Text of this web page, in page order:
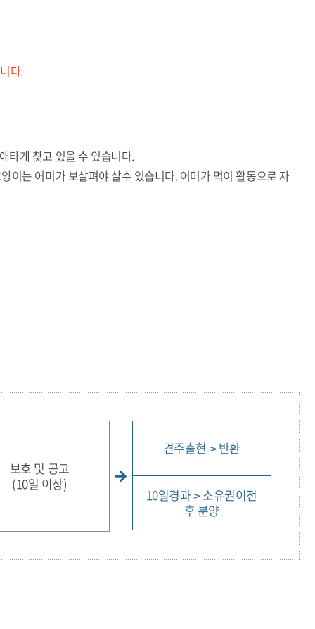
다.
타게 찾고 있을 수 있습니다.
이는 어미가 보살펴야 살수 있습니다. 어머가 먹이 활동으로 자
보호 및 공고
(10일 이상)
견주출현 > 반환
10일경과 > 소유권이전
후 분양